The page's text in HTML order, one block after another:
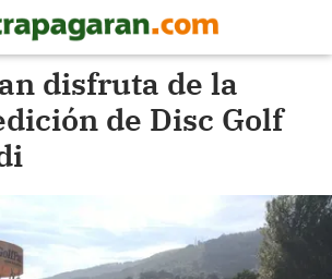
disfruta de la
de Disc Golf